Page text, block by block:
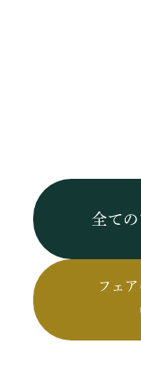
全て
フェ